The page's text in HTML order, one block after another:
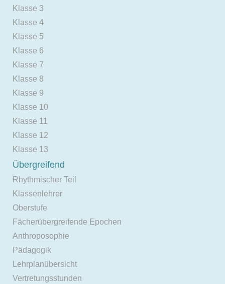
Klasse 3
Klasse 4
Klasse 5
Klasse 6
Klasse 7
Klasse 8
Klasse 9
Klasse 10
Klasse 11
Klasse 12
Klasse 13
Übergreifend
Rhythmischer Teil
Klassenlehrer
Oberstufe
Fächerübergreifende Epochen
Anthroposophie
Pädagogik
Lehrplanübersicht
Vertretungsstunden